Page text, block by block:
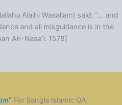
Alaihi Wasallam) said: “… and
and all misguidance is in the
An-Nasa’i: 1578]
For Bangla Islamic QA